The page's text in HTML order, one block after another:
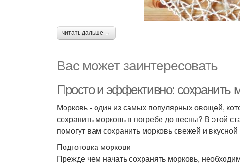
читать дальше →
Вас может заинтересовать
Просто и эффективно: сохранить
Морковь - один из самых популярных овощей,
сохранить морковь в погребе до весны? В этой
помогут вам сохранить морковь свежей и
Подготовка моркови
Прежде чем начать сохранять морковь,